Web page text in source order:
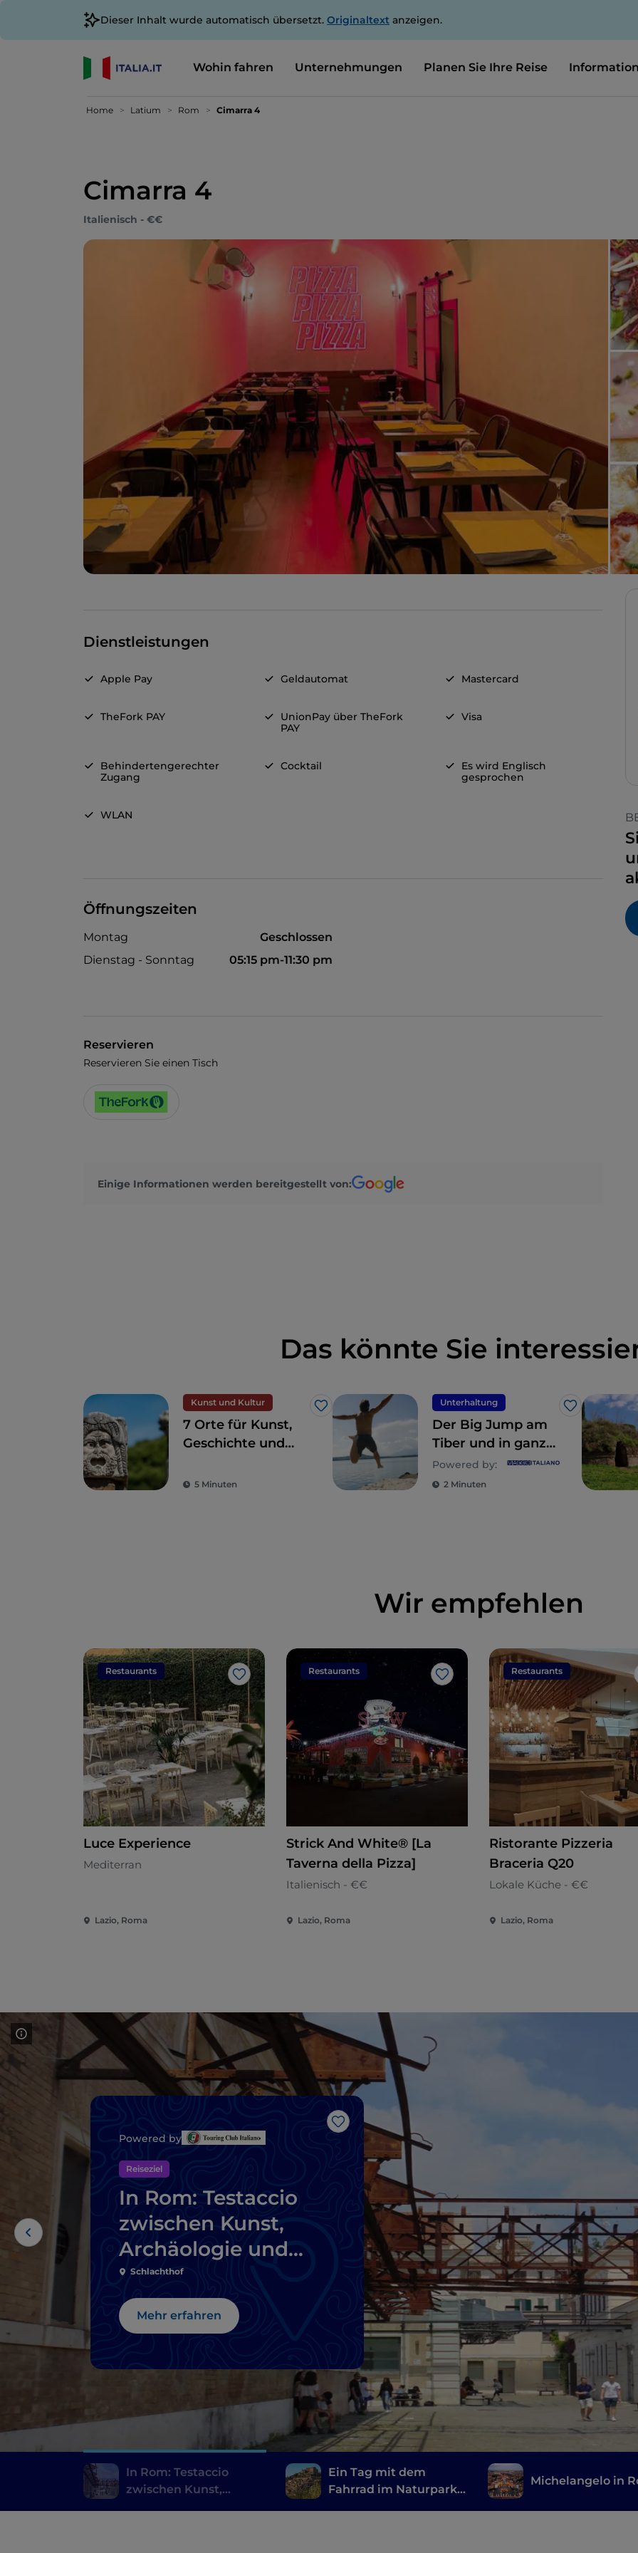
Dieser Inhalt wurde automatisch übersetzt. Originaltext anzeigen.
Wohin fahren Unternehmungen Planen Sie Ihre Reise
Home Latium Rom Cimarra 4
Cimarra 4
Italienisch - €€
Dienstleistungen
Apple Pay Geldautomat Mastercard
TheFork PAY
UnionPay über TheFork
PAY
Visa
Behindertengerechter
Zugang
Cocktail
Es wird Englisch
gesprochen
WLAN
Öffnungszeiten
Montag
Geschlossen
Dienstag - Sonntag
05:15 pm-11:30 pm
Reservieren
Reservieren Sie einen Tisch
Einige Informationen werden bereitgestellt von:
Das könnte Sie
Kunst und Kultur
Like
7 Orte für Kunst,
Geschichte und
von Rom entfernt
5 Minuten
Unterhaltung
Like
Der Big Jump am
Tiber und in ganz
Europa
Powered by:
2 Minuten
Wir empfehlen
Restaurants
Like
Luce Experience
Mediterran
Lazio, Roma
Restaurants
Like
Strick And White® [La
Taverna della Pizza]
Italienisch - €€
Lazio, Roma
Restaurants
Ristorante Pizzeria
Braceria Q20
Lokale Küche - €€
Lazio, Roma
Like
Powered by
Reiseziel
In Rom: Testaccio
zwischen Kunst,
Archäologie und
römischem
Streetfood
Schlachthof
Mehr erfahren
In Rom: Testaccio
zwischen Kunst,
Ein Tag mit dem
Fahrrad im Naturpark
Michelangelo in